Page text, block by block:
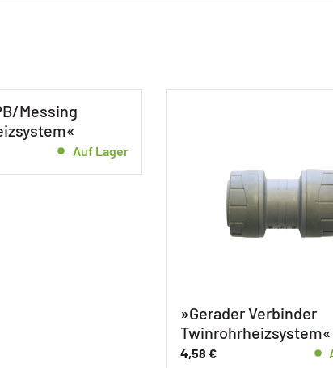
Messing
Auf Lager
»Gerader Verbinder
Twinrohrheizsystem«
4,58 €